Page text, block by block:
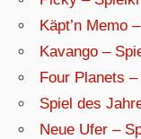
Käpt’n Memo
Kavango –
Four Planets
Spiel des
Neue Ufer –